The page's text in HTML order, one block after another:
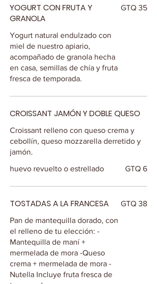
YOGURT CON FRUTA Y
GRANOLA
Yogurt natural endulzado con
miel de nuestro apiario,
acompañado de granola hecha
en casa, semillas de chía y fruta
fresca de temporada.
GTQ 35
CROISSANT JAMÓN Y DOBLE QUESO
Croissant relleno con queso crema y
cebollín, queso mozzarella derretido y
jamón.
huevo revuelto o estrellado
GTQ 6
TOSTADAS A LA FRANCESA
Pan de mantequilla dorado, con
el relleno de tu elección: -
Mantequilla de maní +
mermelada de mora -Queso
crema + mermelada de mora -
Nutella Incluye fruta fresca de
GTQ 38